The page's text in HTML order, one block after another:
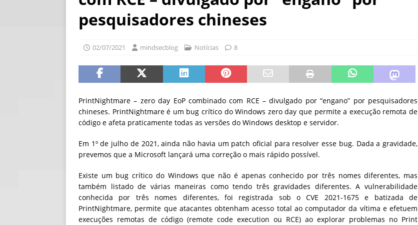
[ 30/07/2026 ]
O incidente da OpenAI e o fim da nossa zona de conforto
pesquisadores chineses
02/07/2021 mindsecblog Notícias 8
PrintNightmare – zero day EoP combinado com RCE – divulgado por “engano” por pesquisadores
chineses. PrintNightmare é um bug crítico do Windows zero day que permite a execução remota de
código e afeta praticamente todas as versões do Windows desktop e servidor.
Em 1º de julho de 2021, ainda não havia um patch oficial para resolver esse bug. Dada a gravidade,
prevemos que a Microsoft lançará uma correção o mais rápido possível.
Existe um bug crítico do Windows que não é apenas conhecido por três nomes diferentes, mas
também listado de várias maneiras como tendo três gravidades diferentes. A vulnerabilidade
conhecida por três nomes diferentes, foi registrada sob o CVE 2021-1675 e batizada de
PrintNightmare, permite que atacantes obtenham acesso total ao computador da vítima e efetuem
execuções remotas de código (remote code execution ou RCE) ao explorar problemas no Print